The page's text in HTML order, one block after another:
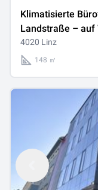
Klimatisierte
Landstraße – auf
4020 Linz
148 ㎡